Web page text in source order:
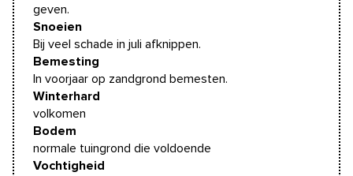
geven.
Snoeien
Bij veel schade in juli afknippen.
Bemesting
In voorjaar op zandgrond bemesten.
Winterhard
volkomen
Bodem
normale tuingrond die voldoende
Vochtigheid